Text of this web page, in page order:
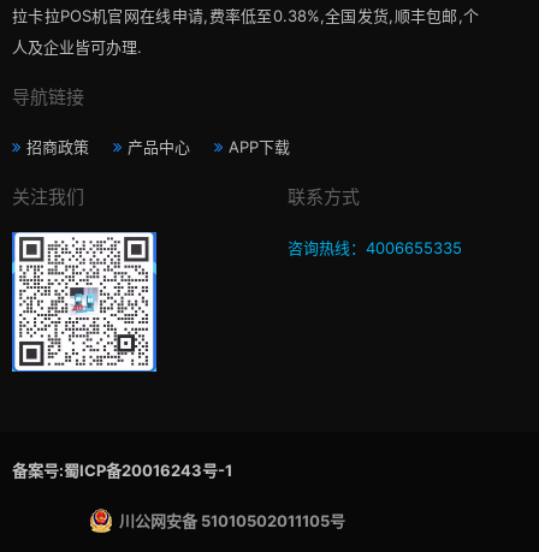
拉卡拉POS机官网在线申请,费率低至0.38%,全国发货,顺丰包邮,个
人及企业皆可办理.
导航链接
招商政策 产品中心 APP下载
关注我们 联系方式
咨询热线：4006655335
备案号:蜀ICP备20016243号-1
川公网安备 51010502011105号